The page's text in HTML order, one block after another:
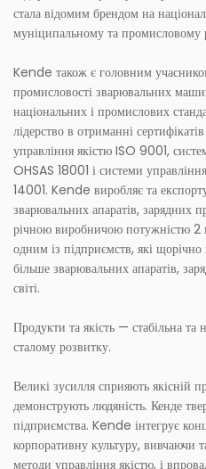
стала відомим брендом на
муніципальному та промисловому
Kende також є головним
промисловості зварювальних
національних і промислових
лідерство в отриманні
управління якістю ISO 9001,
OHSAS 18001 і системи
14001. Kende виробляє та
зварювальних апаратів, зарядних
річною виробничою потужністю 2
одним із підприємств, які
більше зварювальних апаратів,
світі.
Продукти та якість — стабільна та
сталому розвитку.
Великі зусилля сприяють якісній
демонструють людяність. Кенде
підприємства. Kende інтегрує
корпоративну культуру, вивчаючи
методи управління якістю, і